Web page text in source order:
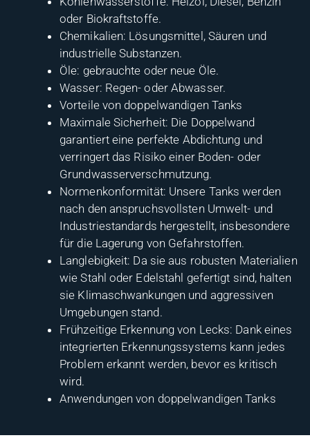
oder Biokraftstoffe.
Chemikalien: Lösungsmittel, Säuren und
industrielle Substanzen.
Öle: gebrauchte oder neue Öle.
Wasser: Regen- oder Abwasser.
Vorteile von doppelwandigen Tanks
Maximale Sicherheit: Die Doppelwand
garantiert eine perfekte Abdichtung und
verringert das Risiko einer Boden- oder
Grundwasserverschmutzung.
Normenkonformität: Unsere Tanks werden
nach den anspruchsvollsten Umwelt- und
Industriestandards hergestellt, insbesondere
für die Lagerung von Gefahrstoffen.
Langlebigkeit: Da sie aus robusten Materialien
wie Stahl oder Edelstahl gefertigt sind, halten
sie Klimaschwankungen und aggressiven
Umgebungen stand.
Frühzeitige Erkennung von Lecks: Dank eines
integrierten Erkennungssystems kann jedes
Problem erkannt werden, bevor es kritisch
wird.
Anwendungen von doppelwandigen Tanks